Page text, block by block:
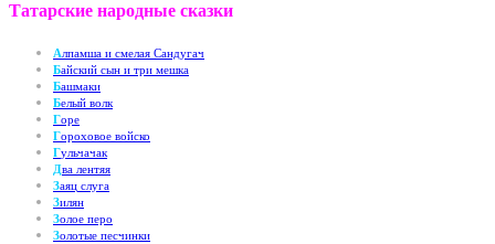
Татарские народные сказки
Алпамша и смелая Сандугач
Байский сын и три мешка
Башмаки
Белый волк
Горе
Гороховое войско
Гульчачак
Два лентяя
Заяц слуга
Зилян
Золое перо
Золотые песчинки